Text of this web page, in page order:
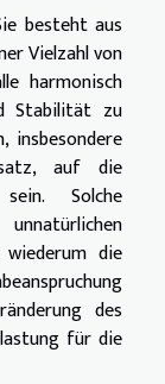
besteht aus
Vielzahl von
harmonisch
Stabilität zu
insbesondere
auf die
Solche
die
des
für die